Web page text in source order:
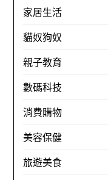
家居生活
貓奴狗奴
親子教育
數碼科技
消費購物
美容保健
旅遊美食